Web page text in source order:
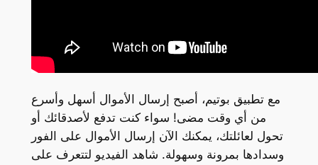
مع تطبيق بوتيم، أصبح إرسال الأموال أسهل وأسرع
من أي وقت مضى! سواء كنت تدفع لأصدقائك أو
تحول لعائلتك، يمكنك الآن إرسال الأموال على الفور
وسدادها بمرونة وسهولة. شاهد الفيديو لتتعرف على